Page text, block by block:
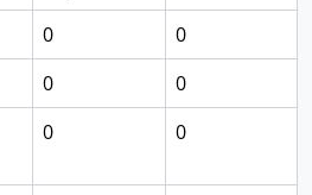
0
0
0
0
0 0